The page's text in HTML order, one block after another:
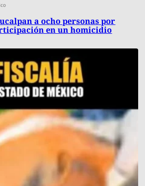
a ocho personas por
en un homicidio